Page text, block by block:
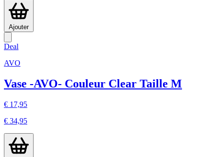
Ajouter
Deal
AVO
Vase -AVO- Couleur Clear Taille M
€ 17,95
€ 34,95